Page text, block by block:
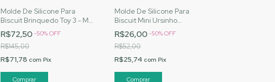
Molde De Silicone Para
Biscuit Brinquedo Toy 3 - MJ
Artesanatos |Cód. 3044
R$72,50-50%OFF
R$145,00
R$71,78 com Pix
Molde De Silicone Para
Biscuit Mini Ursinho
Carinhoso - MJ Artesanatos
|Cód. 3051
R$26,00-50%OFF
R$52,00
R$25,74 com Pix